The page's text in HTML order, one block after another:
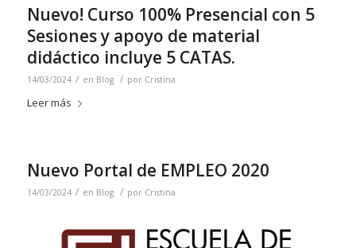
Nuevo! Curso 100% Presencial con 5
Sesiones y apoyo de material
didáctico incluye 5 CATAS.
14/03/2024 / en Blog / por Cristina
Leer más
Nuevo Portal de EMPLEO 2020
14/03/2024 / en Blog / por Cristina